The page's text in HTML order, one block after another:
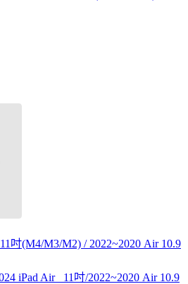
吋(M4/M3/M2) / 2022~2020 Air 10.9
iPad Air_ 11吋/2022~2020 Air 10.9